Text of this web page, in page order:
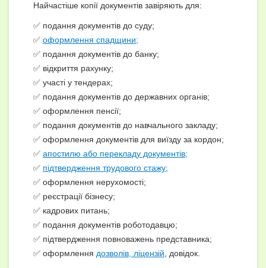
Найчастіше копії документів завіряють для:
✅ подання документів до суду;
✅ оформлення спадщини;
✅ подання документів до банку;
✅ відкриття рахунку;
✅ участі у тендерах;
✅ подання документів до державних органів;
✅ оформлення пенсії;
✅ подання документів до навчального закладу;
✅ оформлення документів для виїзду за кордон;
✅ апостилю або перекладу документів;
✅ підтвердження трудового стажу;
✅ оформлення нерухомості;
✅ реєстрації бізнесу;
✅ кадрових питань;
✅ подання документів роботодавцю;
✅ підтвердження повноважень представника;
✅ оформлення дозволів, ліцензій , довідок.